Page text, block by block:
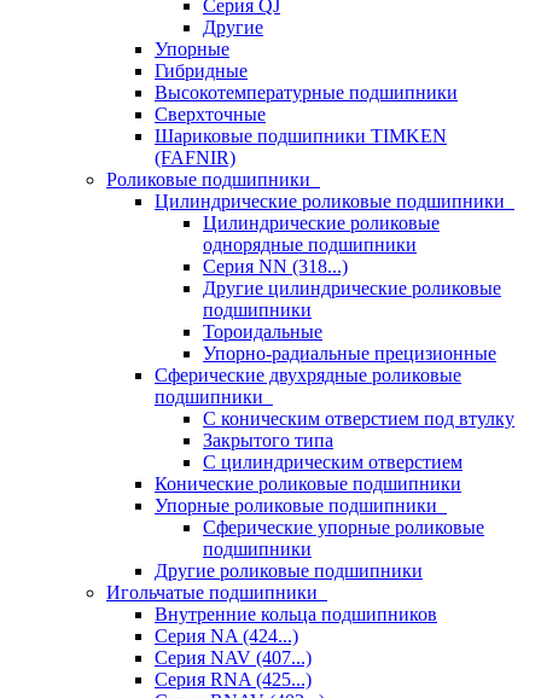
Серия QJ
Другие
Упорные
Гибридные
Высокотемпературные подшипники
Сверхточные
Шариковые подшипники TIMKEN
(FAFNIR)
Роликовые подшипники
Цилиндрические роликовые подшипники
Цилиндрические роликовые
однорядные подшипники
Серия NN (318...)
Другие цилиндрические роликовые
подшипники
Тороидальные
Упорно-радиальные прецизионные
Сферические двухрядные роликовые
подшипники
С коническим отверстием под втулку
Закрытого типа
С цилиндрическим отверстием
Конические роликовые подшипники
Упорные роликовые подшипники
Сферические упорные роликовые
подшипники
Другие роликовые подшипники
Игольчатые подшипники
Внутренние кольца подшипников
Серия NA (424...)
Серия NAV (407...)
Серия RNA (425...)